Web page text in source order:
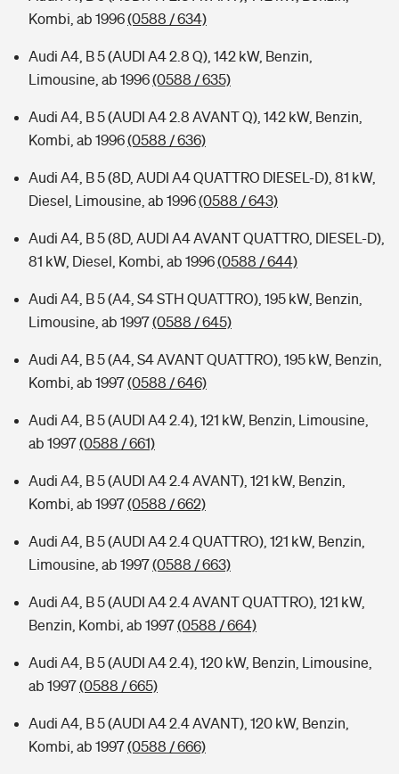
Kombi, ab 1996(0588 / 634)
Audi A4, B 5 (AUDI A4 2.8 Q), 142 kW, Benzin,
Limousine, ab 1996(0588 / 635)
Audi A4, B 5 (AUDI A4 2.8 AVANT Q), 142 kW, Benzin,
Kombi, ab 1996(0588 / 636)
Audi A4, B 5 (8D, AUDI A4 QUATTRO DIESEL-D), 81 kW,
Diesel, Limousine, ab 1996(0588 / 643)
Audi A4, B 5 (8D, AUDI A4 AVANT QUATTRO, DIESEL-D),
81 kW, Diesel, Kombi, ab 1996(0588 / 644)
Audi A4, B 5 (A4, S4 STH QUATTRO), 195 kW, Benzin,
Limousine, ab 1997(0588 / 645)
Audi A4, B 5 (A4, S4 AVANT QUATTRO), 195 kW, Benzin,
Kombi, ab 1997(0588 / 646)
Audi A4, B 5 (AUDI A4 2.4), 121 kW, Benzin, Limousine,
ab 1997(0588 / 661)
Audi A4, B 5 (AUDI A4 2.4 AVANT), 121 kW, Benzin,
Kombi, ab 1997(0588 / 662)
Audi A4, B 5 (AUDI A4 2.4 QUATTRO), 121 kW, Benzin,
Limousine, ab 1997(0588 / 663)
Audi A4, B 5 (AUDI A4 2.4 AVANT QUATTRO), 121 kW,
Benzin, Kombi, ab 1997(0588 / 664)
Audi A4, B 5 (AUDI A4 2.4), 120 kW, Benzin, Limousine,
ab 1997(0588 / 665)
Audi A4, B 5 (AUDI A4 2.4 AVANT), 120 kW, Benzin,
Kombi, ab 1997(0588 / 666)